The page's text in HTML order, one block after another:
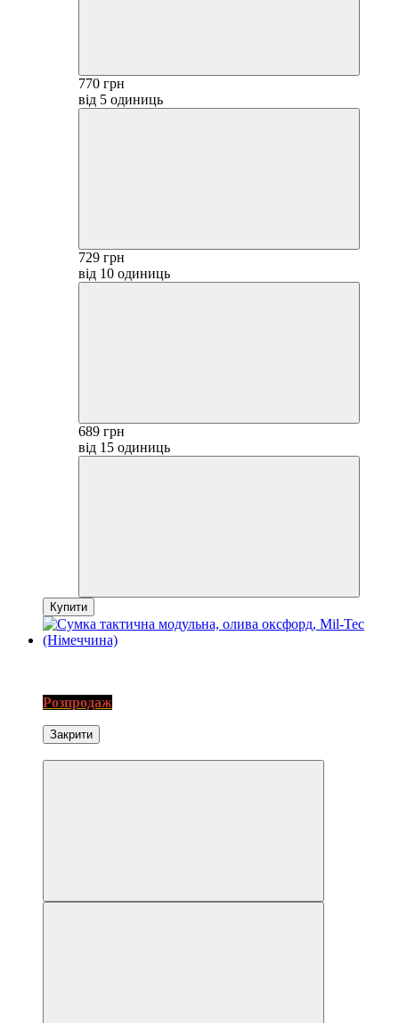
770 грн
від 5 одиниць
729 грн
від 10 одиниць
689 грн
від 15 одиниць
Купити
Розпродаж
Закрити